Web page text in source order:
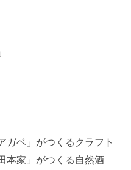
ガベ」がつくるクラフト
本家」がつくる自然酒